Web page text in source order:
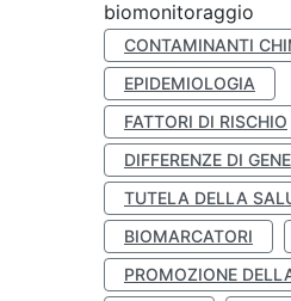
biomonitoraggio
CONTAMINANTI
EPIDEMIOLOGIA
FATTORI DI RISCHIO
DIFFERENZE DI
TUTELA DELLA
BIOMARCATORI
PROMOZIONE